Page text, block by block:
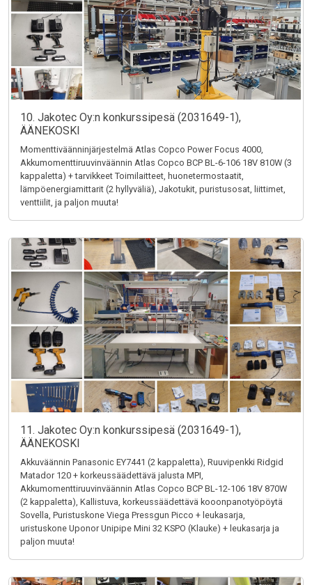
10. Jakotec Oy:n konkurssipesä (2031649-1),
ÄÄNEKOSKI
Momenttiväänninjärjestelmä Atlas Copco Power Focus 4000,
Akkumomenttiruuvinväännin Atlas Copco BCP BL-6-106 18V 810W (3
kappaletta) + tarvikkeet Toimilaitteet, huonetermostaatit,
lämpöenergiamittarit (2 hyllyväliä), Jakotukit, puristusosat, liittimet,
venttiilit, ja paljon muuta!
11. Jakotec Oy:n konkurssipesä (2031649-1),
ÄÄNEKOSKI
Akkuväännin Panasonic EY7441 (2 kappaletta), Ruuvipenkki Ridgid
Matador 120 + korkeussäädettävä jalusta MPI,
Akkumomenttiruuvinväännin Atlas Copco BCP BL-12-106 18V 870W
(2 kappaletta), Kallistuva, korkeussäädettävä kooonpanotyöpöytä
Sovella, Puristuskone Viega Pressgun Picco + leukasarja,
uristuskone Uponor Unipipe Mini 32 KSPO (Klauke) + leukasarja ja
paljon muuta!